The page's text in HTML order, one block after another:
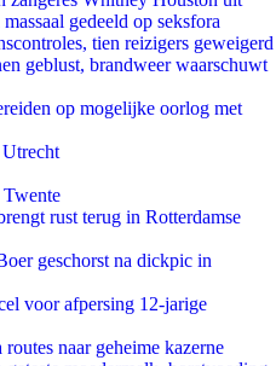
gedeeld op seksfora
tien reizigers geweigerd
geblust, brandweer waarschuwt
op mogelijke oorlog met
rust terug in Rotterdamse
geschorst na dickpic in
voor afpersing 12-jarige
naar geheime kazerne